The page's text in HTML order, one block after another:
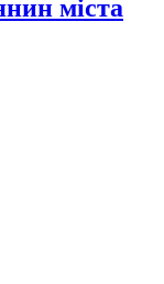
міста